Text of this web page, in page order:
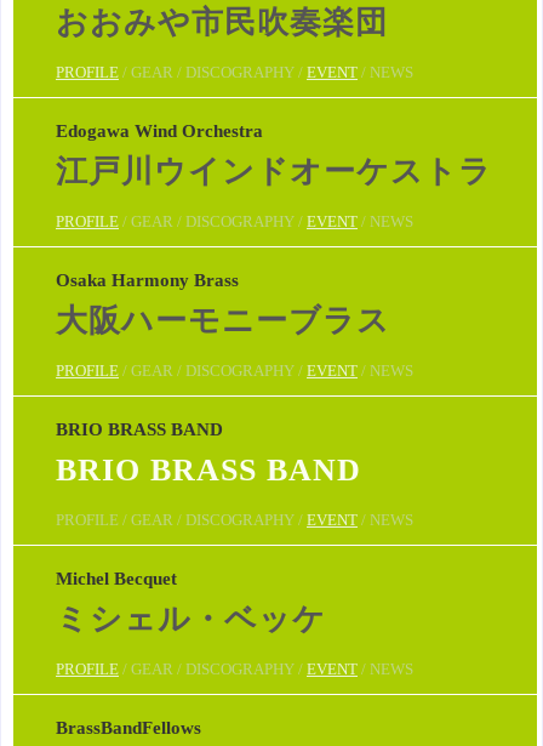
おおみや市民吹奏楽団
PROFILE / GEAR / DISCOGRAPHY / EVENT / NEWS
Edogawa Wind Orchestra
江戸川ウインドオーケストラ
PROFILE / GEAR / DISCOGRAPHY / EVENT / NEWS
Osaka Harmony Brass
大阪ハーモニーブラス
PROFILE / GEAR / DISCOGRAPHY / EVENT / NEWS
BRIO BRASS BAND
BRIO BRASS BAND
PROFILE / GEAR / DISCOGRAPHY / EVENT / NEWS
Michel Becquet
ミシェル・ベッケ
PROFILE / GEAR / DISCOGRAPHY / EVENT / NEWS
BrassBandFellows